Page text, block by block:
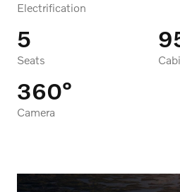
Electrification
5
Seats
360°
Camera